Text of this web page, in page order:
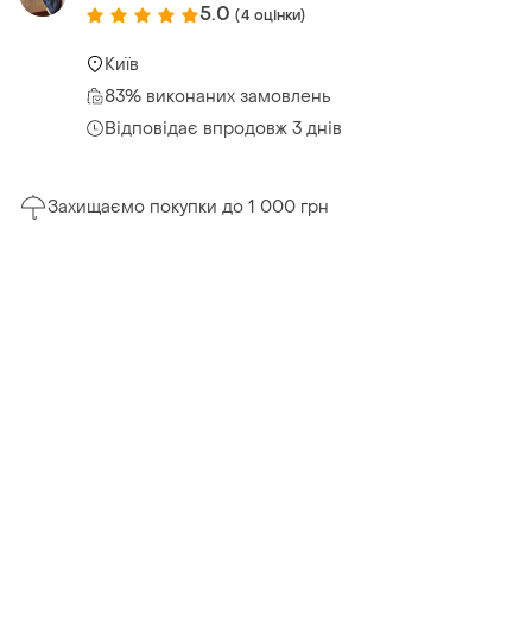
5.0 (4 оцінки)
Київ
83% виконаних замовлень
Відповідає впродовж 3 днів
Захищаємо покупки до 1 000 грн